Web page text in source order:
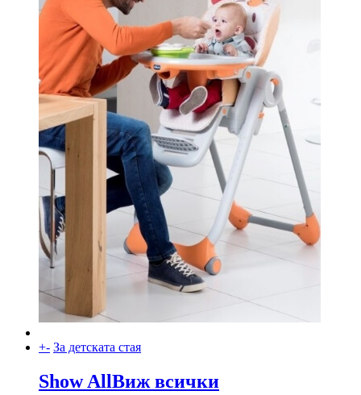
+- За детската стая
Show AllВиж всички